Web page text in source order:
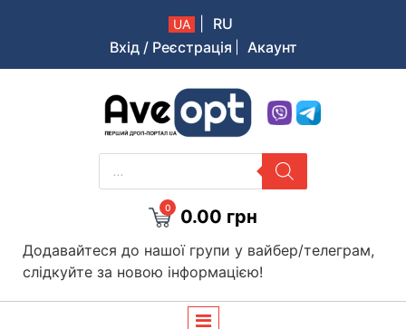
UA
RU
Вхід / Реєстрація
Акаунт
Aveopt – оптова дропшипінг платформа в Україні
PRODUCTS
SEARCH
0 0.00 грн
Додавайтеся до нашої групи у вайбер/телеграм,
слідкуйте за новою інформацією!